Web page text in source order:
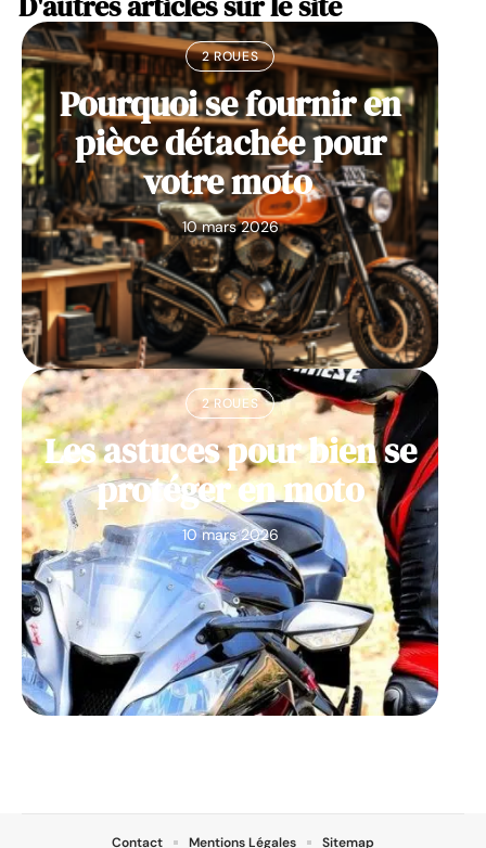
2 ROUES
Pourquoi se fournir en
pièce détachée pour
votre moto
10 mars 2026
2 ROUES
Les astuces pour bien se
protéger en moto
10 mars 2026
Contact Mentions Légales Sitemap